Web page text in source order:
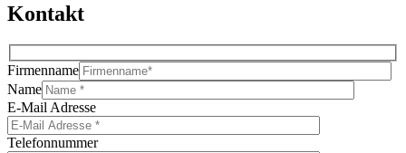
Kontakt
Firmenname
Name
E-Mail Adresse
Telefonnummer